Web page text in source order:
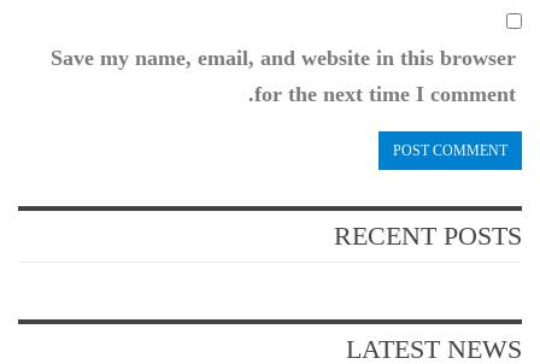
Save my name, email, and website in this browser
for the next time I comment.
RECENT POSTS
LATEST NEWS